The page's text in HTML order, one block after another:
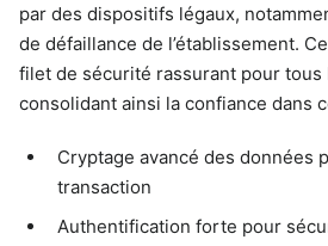
par des dispositifs légaux,
de défaillance de l’établissement.
filet de sécurité rassurant pour tous
consolidant ainsi la confiance dans
Cryptage avancé des données
transaction
Authentification forte pour